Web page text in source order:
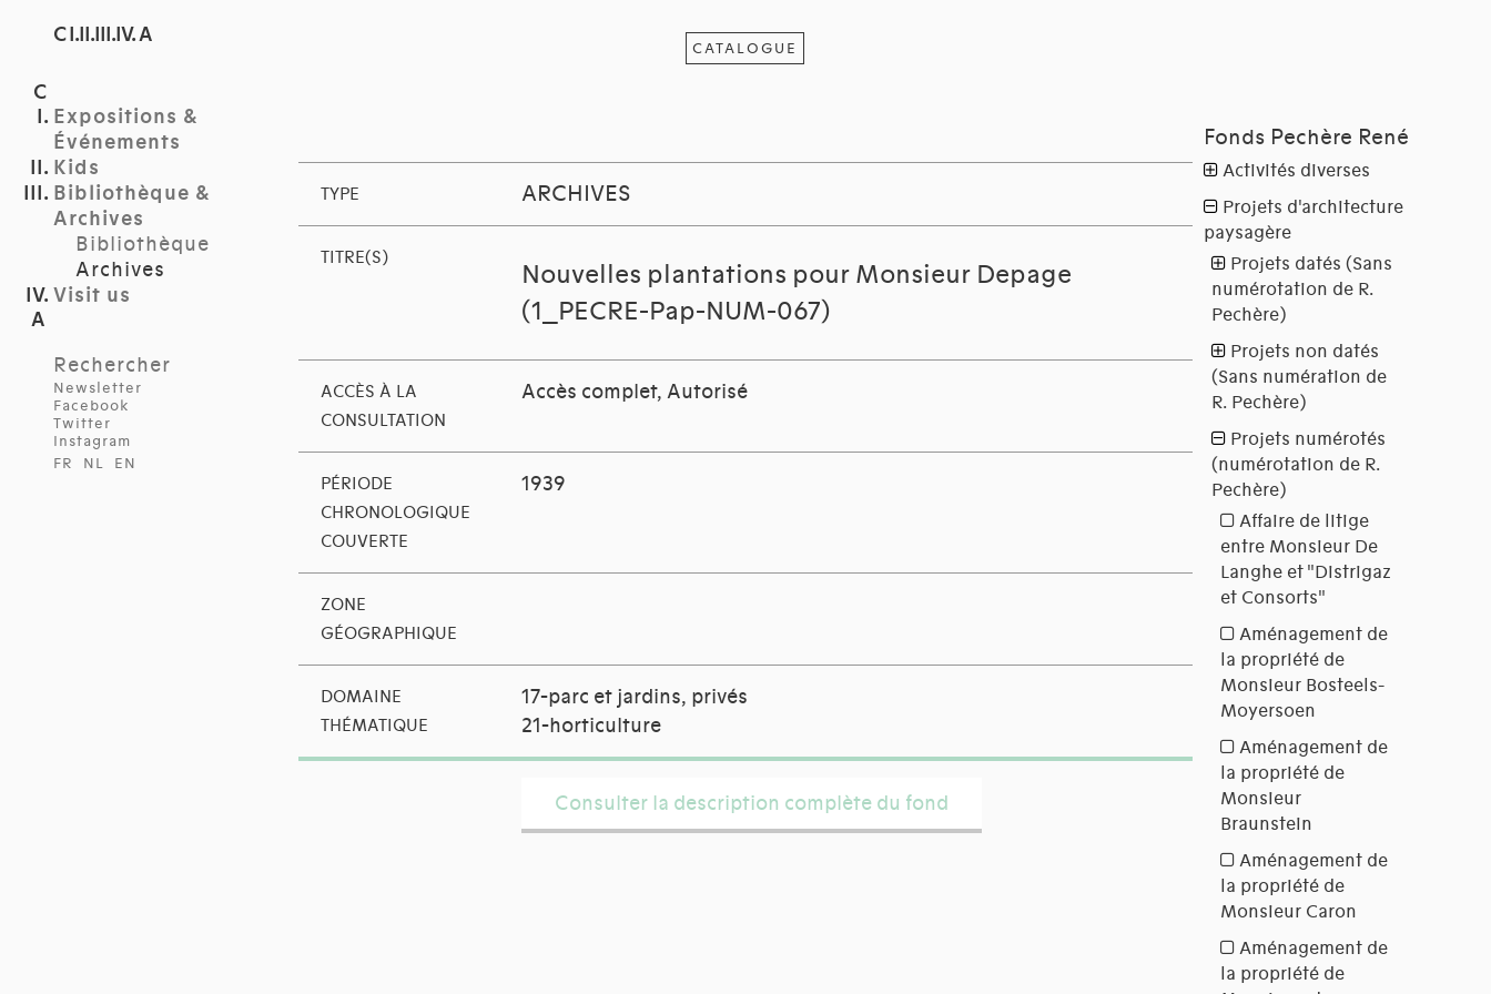
C I.II.III.IV. A
Expositions &
Événements
Kids
Bibliothèque &
Archives
Bibliothèque
Archives
Visit us
Rechercher
Newsletter
Facebook
Twitter
Instagram
FR
NL EN
CATALOGUE
TYPE ARCHIVES
TITRE(S)
Nouvelles plantations pour Monsieur Depage
(1_PECRE-Pap-NUM-067)
ACCÈS À LA
CONSULTATION
Accès complet, Autorisé
PÉRIODE
CHRONOLOGIQUE
COUVERTE
1939
ZONE
GÉOGRAPHIQUE
DOMAINE
THÉMATIQUE
17-parc et jardins, privés
21-horticulture
Consulter la description complète du fond